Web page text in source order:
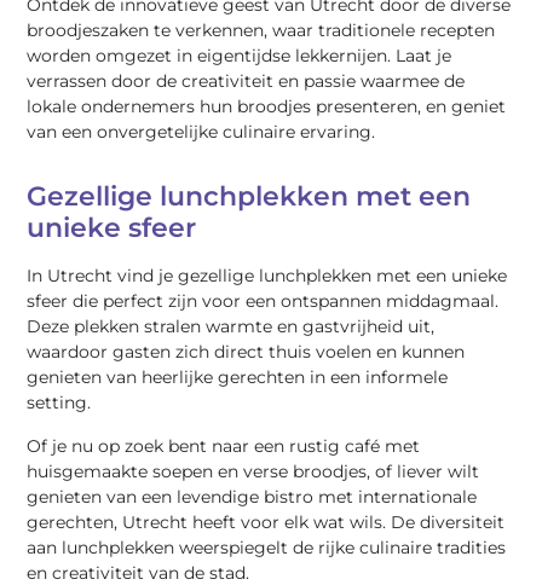
Ontdek de innovatieve geest van Utrecht door de diverse
broodjeszaken te verkennen, waar traditionele recepten
worden omgezet in eigentijdse lekkernijen. Laat je
verrassen door de creativiteit en passie waarmee de
lokale ondernemers hun broodjes presenteren, en geniet
van een onvergetelijke culinaire ervaring.
Gezellige lunchplekken met een
unieke sfeer
In Utrecht vind je gezellige lunchplekken met een unieke
sfeer die perfect zijn voor een ontspannen middagmaal.
Deze plekken stralen warmte en gastvrijheid uit,
waardoor gasten zich direct thuis voelen en kunnen
genieten van heerlijke gerechten in een informele
setting.
Of je nu op zoek bent naar een rustig café met
huisgemaakte soepen en verse broodjes, of liever wilt
genieten van een levendige bistro met internationale
gerechten, Utrecht heeft voor elk wat wils. De diversiteit
aan lunchplekken weerspiegelt de rijke culinaire tradities
en creativiteit van de stad.